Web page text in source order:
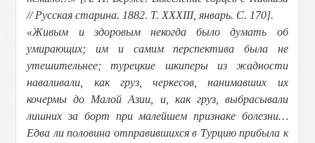
// Русская старина. 1882. Т. XXXIII, январь. С. 170].
«Живым и здоровым некогда было думать об
умирающих; им и самим перспектива была не
утешительнее; турецкие шкиперы из жадности
наваливали, как груз, черкесов, нанимавших их
кочермы до Малой Азии, и, как груз, выбрасывали
лишних за борт при малейшем признаке болезни…
Едва ли половина отправившихся в Турцию прибыла к